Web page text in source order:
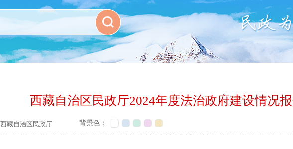
西藏自治区民政厅2024年度法治政府建设情况
西藏自治区民政厅 背景色：